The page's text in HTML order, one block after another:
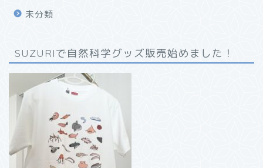
未分類
SUZURIで自然科学グッズ販売始めました！